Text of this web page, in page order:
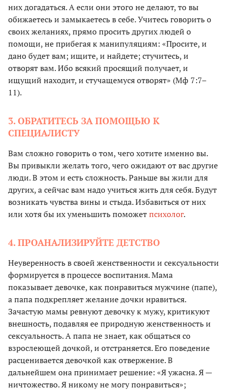
них догадаться. А если они этого не делают, то вы
обижаетесь и замыкаетесь в себе. Учитесь говорить о
своих желаниях, прямо просить других людей о
помощи, не прибегая к манипуляциям: «Просите, и
дано будет вам; ищите, и найдете; стучитесь, и
отворят вам. Ибо всякий просящий получает, и
ищущий находит, и стучащемуся отворят» (Мф 7:7–
11).
3. ОБРАТИТЕСЬ ЗА ПОМОЩЬЮ К
СПЕЦИАЛИСТУ
Вам сложно говорить о том, чего хотите именно вы.
Вы привыкли желать того, чего ожидают от вас другие
люди. В этом и есть сложность. Раньше вы жили для
других, а сейчас вам надо учиться жить для себя. Будут
возникать чувства вины и стыда. Избавиться от них
или хотя бы их уменьшить поможетпсихолог.
4. ПРОАНАЛИЗИРУЙТЕ ДЕТСТВО
Неуверенность в своей женственности и сексуальности
формируется в процессе воспитания. Мама
показывает девочке, как понравиться мужчине (папе),
а папа подкрепляет желание дочки нравиться.
Зачастую мамы ревнуют девочку к мужу, критикуют
внешность, подавляя ее природную женственность и
сексуальность. А папа не знает, как общаться со
взрослеющей дочкой, и отстраняется. Его поведение
расценивается девочкой как отвержение. В
дальнейшем она принимает решение: «Я ужасна. Я —
ничтожество. Я никому не могу понравиться»;